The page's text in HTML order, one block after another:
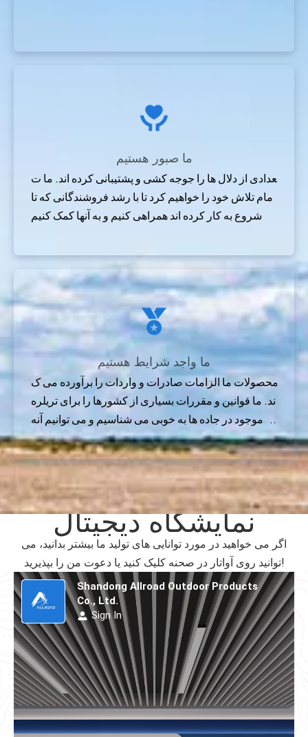
ما صبور هستیم
تعدادی از دلال ها را جوجه کشی و پشتیبانی کرده اند. ما ت
مام تلاش خود را خواهیم کرد تا با رشد فروشندگانی که تا
زه شروع به کار کرده اند همراهی کنیم و به آنها کمک کنیم
ما واجد شرایط هستیم
محصولات ما الزامات صادرات و واردات را برآورده می ک
ند. ما قوانین و مقررات بسیاری از کشورها را برای تریلره
ای موجود در جاده ها به خوبی می شناسیم و می توانیم آنه
ا را برآورده کنیم.
نمایشگاه دیجیتال
اگر می خواهید در مورد توانایی های تولید ما بیشتر بدانید، می
توانید روی آواتار در صحنه کلیک کنید یا دعوت من را بپذیرید!